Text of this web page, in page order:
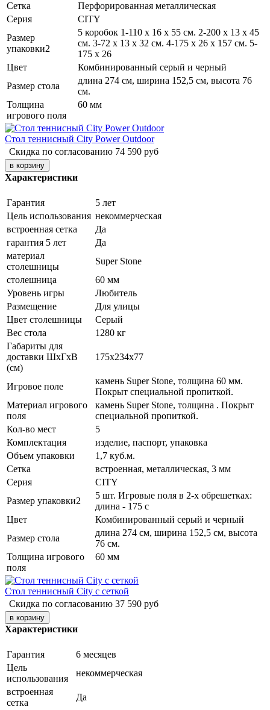
Сетка
Перфорированная металлическая
Серия
CITY
Размер
упаковки2
5 коробок 1-110 x 16 x 55 см. 2-200 x 13 x 45
см. 3-72 x 13 x 32 см. 4-175 x 26 x 157 см. 5-
175 x 26
Цвет
Комбинированный серый и черный
Размер стола
длина 274 см, ширина 152,5 см, высота 76
см.
Толщина
игрового поля
60 мм
Стол теннисный City Power Outdoor
Скидка по согласованию 74 590 руб
Характеристики
Гарантия
5 лет
Цель использования некоммерческая
встроенная сетка
Да
гарантия 5 лет
Да
материал
столешницы
Super Stone
столешница
60 мм
Уровень игры
Любитель
Размещение
Для улицы
Цвет столешницы
Серый
Вес стола
1280 кг
Габариты для
доставки ШхГхВ
(см)
175х234х77
Игровое поле
камень Super Stone, толщина 60 мм.
Покрыт специальной пропиткой.
Материал игрового
поля
камень Super Stone, толщина . Покрыт
специальной пропиткой.
Кол-во мест
5
Комплектация
изделие, паспорт, упаковка
Объем упаковки
1,7 куб.м.
Сетка
встроенная, металлическая, 3 мм
Серия
CITY
Размер упаковки2
5 шт. Игровые поля в 2-х обрешетках:
длина - 175 с
Цвет
Комбинированный серый и черный
Размер стола
длина 274 см, ширина 152,5 см, высота
76 см.
Толщина игрового
поля
60 мм
Стол теннисный City с сеткой
Скидка по согласованию 37 590 руб
Характеристики
Гарантия
6 месяцев
Цель
использования
некоммерческая
встроенная
сетка
Да